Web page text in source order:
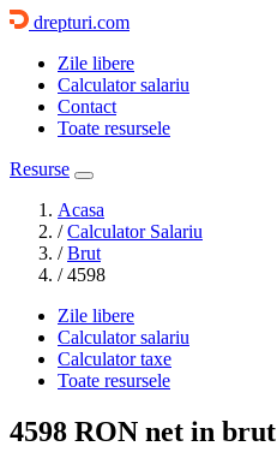
drepturi.com
Zile libere
Calculator salariu
Contact
Toate resursele
Resurse
Acasa
/ Calculator Salariu
/ Brut
/ 4598
Zile libere
Calculator salariu
Calculator taxe
Toate resursele
4598 RON net in brut